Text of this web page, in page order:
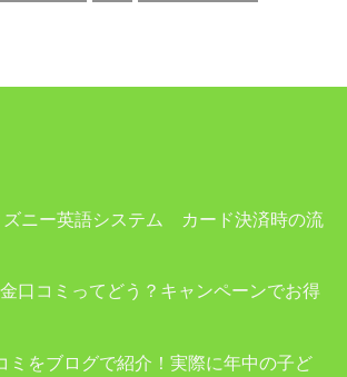
ズニー英語システム カード決済時の流
口コミってどう？キャンペーンでお得
ミをブログで紹介！実際に年中の子ど